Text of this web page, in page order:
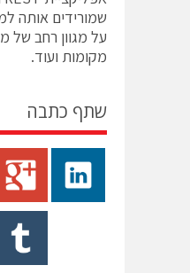
שמורידים אותה
על מגוון רחב של
מקומות ועוד.
שתף כתבה